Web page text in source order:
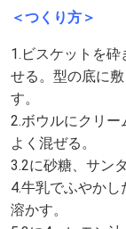
＜つくり方＞
1.ビスケットを
せる。型の底に
す。
2.ボウルにクリ
よく混ぜる。
3.2に砂糖、サン
4.牛乳でふやか
溶かす。